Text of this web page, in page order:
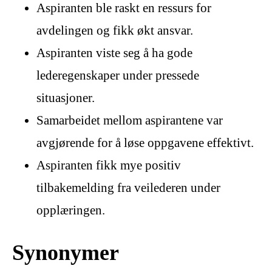
Aspiranten ble raskt en ressurs for
avdelingen og fikk økt ansvar.
Aspiranten viste seg å ha gode
lederegenskaper under pressede
situasjoner.
Samarbeidet mellom aspirantene var
avgjørende for å løse oppgavene effektivt.
Aspiranten fikk mye positiv
tilbakemelding fra veilederen under
opplæringen.
Synonymer